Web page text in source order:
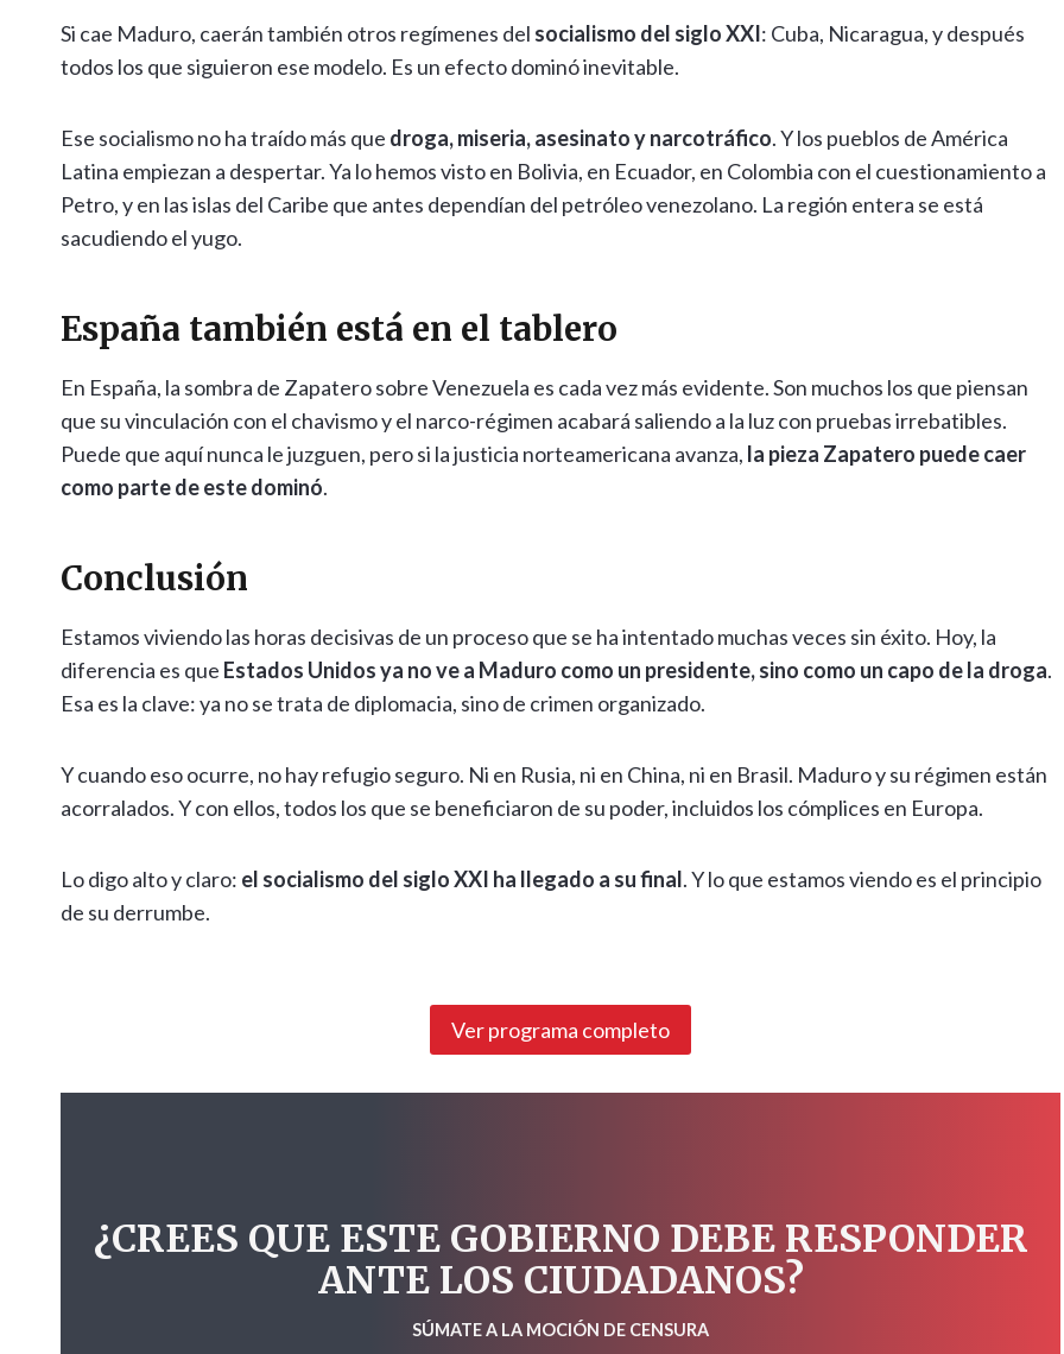
Si cae Maduro, caerán también otros regímenes del socialismo del siglo XXI: Cuba, Nicaragua, y después
todos los que siguieron ese modelo. Es un efecto dominó inevitable.
Ese socialismo no ha traído más que droga, miseria, asesinato y narcotráfico. Y los pueblos de América
Latina empiezan a despertar. Ya lo hemos visto en Bolivia, en Ecuador, en Colombia con el cuestionamiento a
Petro, y en las islas del Caribe que antes dependían del petróleo venezolano. La región entera se está
sacudiendo el yugo.
España también está en el tablero
En España, la sombra de Zapatero sobre Venezuela es cada vez más evidente. Son muchos los que piensan
que su vinculación con el chavismo y el narco-régimen acabará saliendo a la luz con pruebas irrebatibles.
Puede que aquí nunca le juzguen, pero si la justicia norteamericana avanza, la pieza Zapatero puede caer
como parte de este dominó.
Conclusión
Estamos viviendo las horas decisivas de un proceso que se ha intentado muchas veces sin éxito. Hoy, la
diferencia es que Estados Unidos ya no ve a Maduro como un presidente, sino como un capo de la droga.
Esa es la clave: ya no se trata de diplomacia, sino de crimen organizado.
Y cuando eso ocurre, no hay refugio seguro. Ni en Rusia, ni en China, ni en Brasil. Maduro y su régimen están
acorralados. Y con ellos, todos los que se beneficiaron de su poder, incluidos los cómplices en Europa.
Lo digo alto y claro: el socialismo del siglo XXI ha llegado a su final. Y lo que estamos viendo es el principio
de su derrumbe.
Ver programa completo
¿CREES QUE ESTE GOBIERNO DEBE RESPONDER
ANTE LOS CIUDADANOS?
SÚMATE A LA MOCIÓN DE CENSURA